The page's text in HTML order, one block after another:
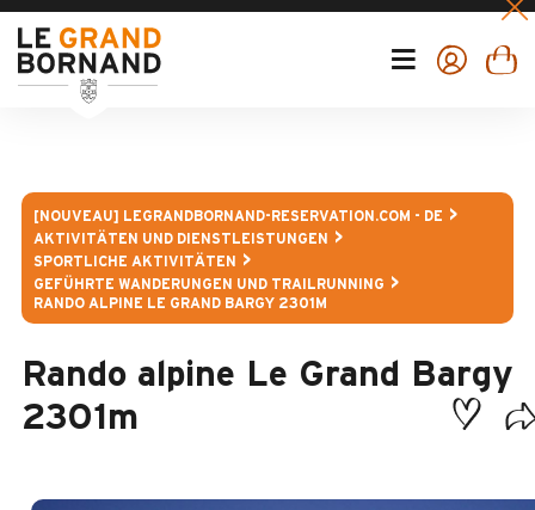
[NOUVEAU] LEGRANDBORNAND-RESERVATION.COM - DE
AKTIVITÄTEN UND DIENSTLEISTUNGEN
SPORTLICHE AKTIVITÄTEN
GEFÜHRTE WANDERUNGEN UND TRAILRUNNING
RANDO ALPINE LE GRAND BARGY 2301M
Rando alpine Le Grand Bargy
2301m